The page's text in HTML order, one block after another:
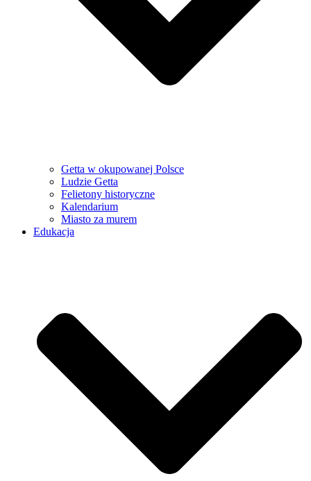
Getta w okupowanej Polsce
Ludzie Getta
Felietony historyczne
Kalendarium
Miasto za murem
Edukacja